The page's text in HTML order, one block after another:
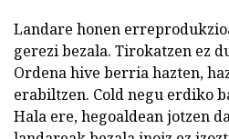
Landare honen
gerezi bezala. Tirokatzen ez
Ordena hive berria hazten,
erabiltzen. Cold negu erdiko
Hala ere, hegoaldean jotzen